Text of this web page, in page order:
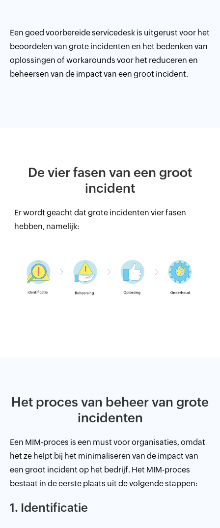
Een goed voorbereide servicedesk is uitgerust voor het
beoordelen van grote incidenten en het bedenken van
oplossingen of workarounds voor het reduceren en
beheersen van de impact van een groot incident.
De vier fasen van een groot
incident
Er wordt geacht dat grote incidenten vier fasen
hebben, namelijk:
Het proces van beheer van grote
incidenten
Een MIM-proces is een must voor organisaties, omdat
het ze helpt bij het minimaliseren van de impact van
een groot incident op het bedrijf. Het MIM-proces
bestaat in de eerste plaats uit de volgende stappen:
1. Identificatie